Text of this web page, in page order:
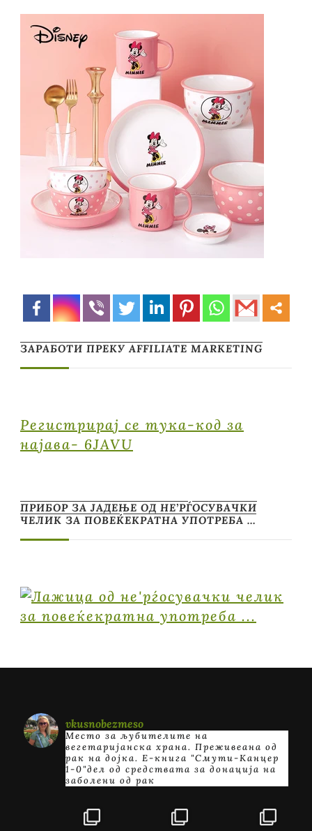
ЗАРАБОТИ ПРЕКУ AFFILIATE MARKETING
Регистрирај се тука-код за
најава- 6JAVU
ПРИБОР ЗА ЈАДЕЊЕ ОД НЕ’РЃОСУВАЧКИ
ЧЕЛИК ЗА ПОВЕЌЕКРАТНА УПОТРЕБА …
vkusnobezmeso
Место за љубителите на
вегетаријанска храна. Преживеана од
рак на дојка. E-книга "Смути-Канцер
1-0"дел од средствата за донација на
заболени од рак